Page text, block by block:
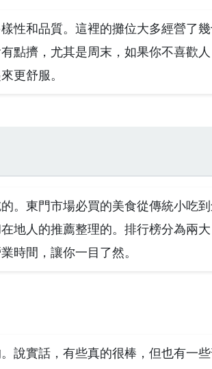
性和品質。這裡的攤位大多經營了
點擠，尤其是周末，如果你不喜歡人
更舒服。
。東門市場必買的美食從傳統小吃
地人的推薦整理的。排行榜分為兩大
時間，讓你一目了然。
說實話，有些真的很棒，但也有一